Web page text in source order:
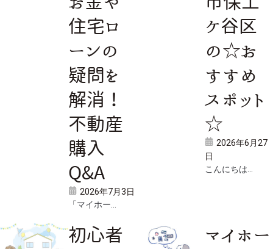
住宅ロ
ーンの
疑問を
解消！
不動産
購入
Q&A
2026年7月3日
「マイホー...
ケ谷区
の☆お
すすめ
スポット
☆
2026年6月27
日
こんにちは...
初心者
マイホー